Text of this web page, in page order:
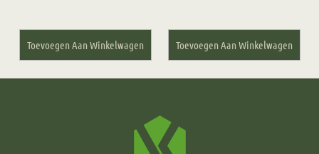
Toevoegen Aan Winkelwagen Toevoegen Aan Winkelwagen